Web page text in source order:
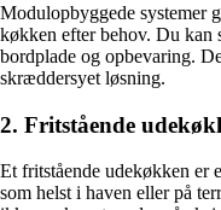
Modulopbyggede systemer
køkken efter behov. Du kan
bordplade og opbevaring.
skræddersyet løsning.
2. Fritstående
Et fritstående udekøkken er
som helst i haven eller på